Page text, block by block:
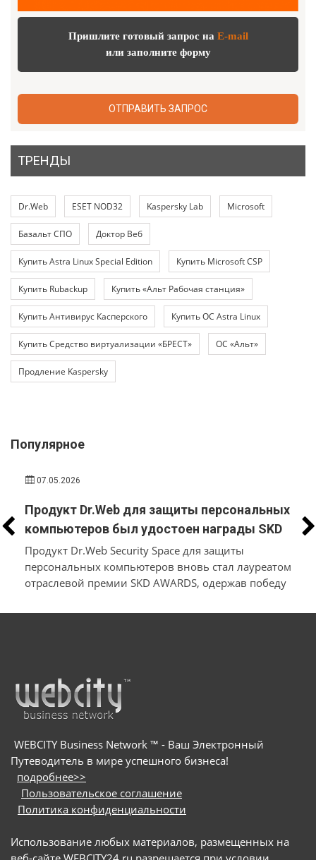
Пришлите готовый запрос на E-mail
или заполните форму
ОТПРАВИТЬ ЗАПРОС
ТРЕНДЫ
Dr.Web ESET NOD32 Kaspersky Lab Microsoft
Базальт СПО Доктор Веб
Купить Astra Linux Special Edition Купить Microsoft CSP
Купить Rubackup Купить «Альт Рабочая станция»
Купить Антивирус Касперского Купить ОС Astra Linux
Купить Средство виртуализации «БРЕСТ» ОС «Альт»
Продление Kaspersky
Популярное
07.05.2026
Продукт Dr.Web для защиты персональных
компьютеров был удостоен награды SKD
AWARDS
Продукт Dr.Web Security Space для защиты
персональных компьютеров вновь стал лауреатом
отраслевой премии SKD AWARDS, одержав победу
WEBCITY Business Network ™ - Ваш Электронный
Путеводитель в мире успешного бизнеса!
подробнее>>
Пользовательское соглашение
Политика конфиденциальности
Использование любых материалов, размещенных на